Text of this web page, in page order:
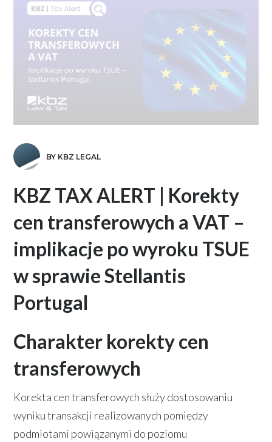
BY KBZ LEGAL
KBZ TAX ALERT | Korekty
cen transferowych a VAT –
implikacje po wyroku TSUE
w sprawie Stellantis
Portugal
Charakter korekty cen
transferowych
Korekta cen transferowych służy dostosowaniu
wyniku transakcji realizowanych pomiędzy
podmiotami powiązanymi do poziomu